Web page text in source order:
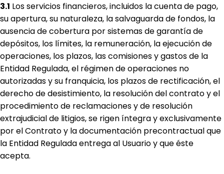
3.1 Los servicios financieros, incluidos la cuenta de pago,
su apertura, su naturaleza, la salvaguarda de fondos, la
ausencia de cobertura por sistemas de garantía de
depósitos, los límites, la remuneración, la ejecución de
operaciones, los plazos, las comisiones y gastos de la
Entidad Regulada, el régimen de operaciones no
autorizadas y su franquicia, los plazos de rectificación, el
derecho de desistimiento, la resolución del contrato y el
procedimiento de reclamaciones y de resolución
extrajudicial de litigios, se rigen íntegra y exclusivamente
por el Contrato y la documentación precontractual que
la Entidad Regulada entrega al Usuario y que éste
acepta.